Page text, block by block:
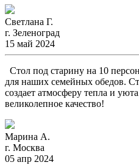
Светлана Г.
г. Зеленоград
15 май 2024
Стол под старину на 10
для наших семейных обедов.
создает атмосферу тепла и
великолепное качество!
Марина А.
г. Москва
05 апр 2024